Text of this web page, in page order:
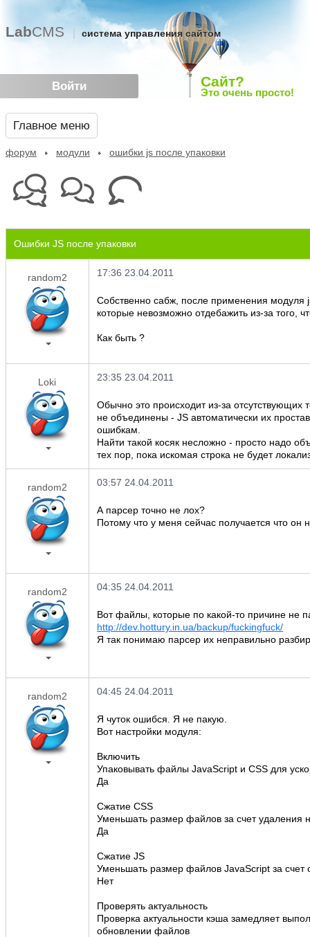
Войти
LabCMS система управления сайтом
Сайт?
Это очень просто!
Главное меню
форум модули ошибки js после упаковки
Ошибки JS после упаковки
random2 17:36 23.04.2011
Собственно сабж, после применения
которые невозможно отдебажить из-за того,
Как быть ?
Loki 23:35 23.04.2011
Обычно это происходит из-за отсутствующих
не объединены - JS автоматически их
ошибкам.
Найти такой косяк несложно - просто надо
тех пор, пока искомая строка не будет
random2 03:57 24.04.2011
А парсер точно не лох?
Потому что у меня сейчас получается что он
random2 04:35 24.04.2011
Вот файлы, которые по какой-то причине не
http://dev.hottury.in.ua/backup/fuckingfuck/
Я так понимаю парсер их неправильно
random2 04:45 24.04.2011
Я чуток ошибся. Я не пакую.
Вот настройки модуля:
Включить
Упаковывать файлы JavaScript и CSS для
Да
Сжатие CSS
Уменьшать размер файлов за счет удаления
Да
Сжатие JS
Уменьшать размер файлов JavaScript за счет
Нет
Проверять актуальность
Проверка актуальности кэша замедляет
обновлении файлов